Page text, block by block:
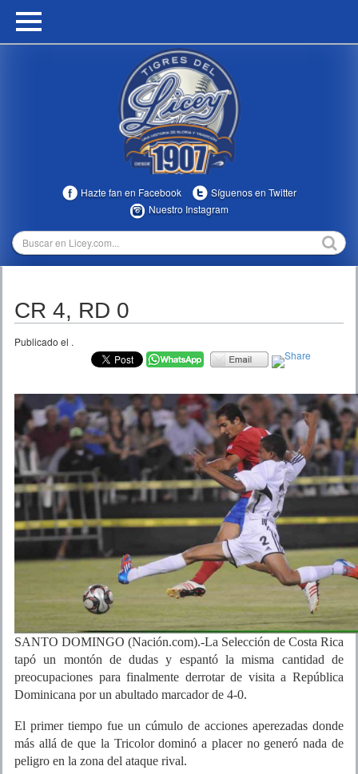
HOME
MULTIMEDIA
TEMPORADAS
Hazte fan en Facebook
Síguenos en Twitter
Nuestro Instagram
CR 4, RD 0
Publicado el .
SANTO DOMINGO (Nación.com).-La Selección de Costa Rica
tapó un montón de dudas y espantó la misma cantidad de
preocupaciones para finalmente derrotar de visita a República
Dominicana por un abultado marcador de 4-0.
El primer tiempo fue un cúmulo de acciones aperezadas donde
más allá de que la Tricolor dominó a placer no generó nada de
peligro en la zona del ataque rival.